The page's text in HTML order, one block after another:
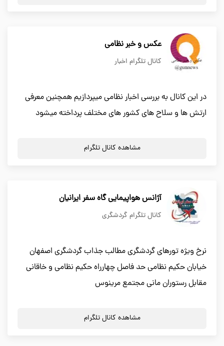
عکس و خبر نظامی
کانال تلگرام اخبار
در این کانال به بررسی اخبار نظامی میپردازیم همچنین معرفی
ارتش ها و سلاح های کشور های مختلف پرداخته میشود
مشاهده کانال تلگرام
آژانس هواپیمایی گاه سفر ایرانیان
کانال تلگرام گردشگری
نرخ ویژه تورهای گردشگری مطالب جذاب گردشگری اصفهان
خیابان حکیم نظامی حد فاصل چهارراه حکیم نظامی و خاقانی
مقابل رستوران مانی مجتمع مرینوس
مشاهده کانال تلگرام